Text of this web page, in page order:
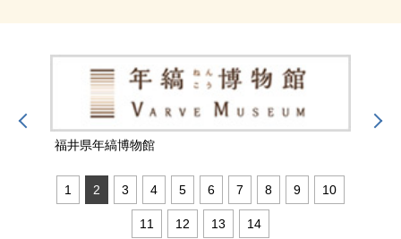
福井県年縞博物館
1 2 3 4 5 6 7 8 9 10
11 12 13 14